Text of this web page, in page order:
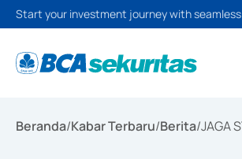
Start your investment journey with
Beranda/Kabar Terbaru/Berita/JAGA